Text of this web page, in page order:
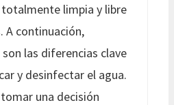
limpia y libre
A continuación,
las diferencias clave
y desinfectar el agua.
una decisión